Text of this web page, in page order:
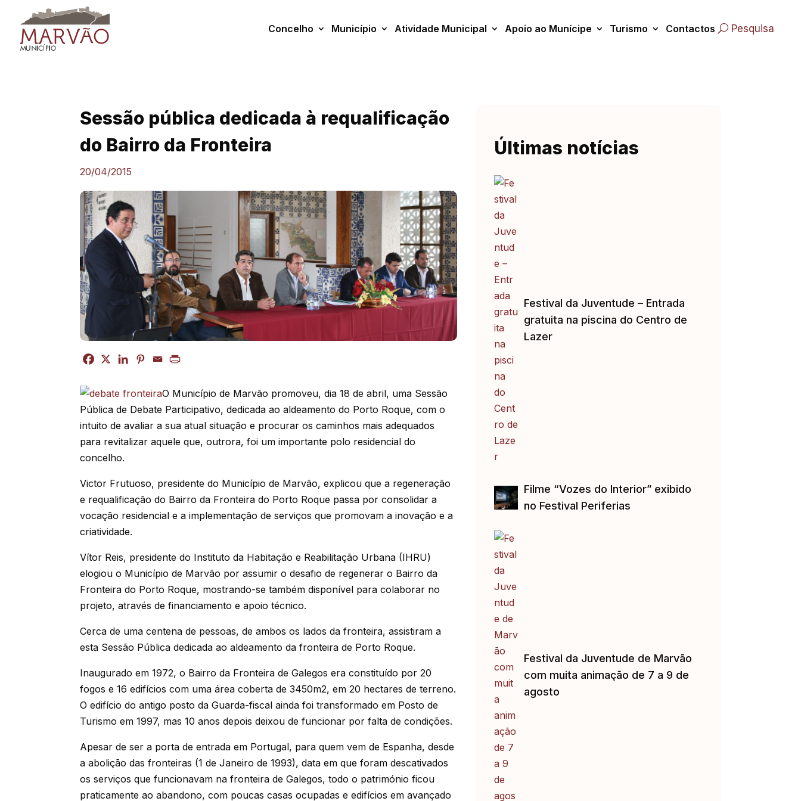
content
Concelho Município Atividade Municipal Apoio ao Munícipe Turismo Contactos Pesquisa
Sessão pública dedicada à requalificação
do Bairro da Fronteira
20/04/2015
O Município de Marvão promoveu, dia 18 de abril, uma Sessão
Pública de Debate Participativo, dedicada ao aldeamento do Porto Roque, com o
intuito de avaliar a sua atual situação e procurar os caminhos mais adequados
para revitalizar aquele que, outrora, foi um importante polo residencial do
concelho.
Victor Frutuoso, presidente do Município de Marvão, explicou que a regeneração
e requalificação do Bairro da Fronteira do Porto Roque passa por consolidar a
vocação residencial e a implementação de serviços que promovam a inovação e a
criatividade.
Vítor Reis, presidente do Instituto da Habitação e Reabilitação Urbana (IHRU)
elogiou o Município de Marvão por assumir o desafio de regenerar o Bairro da
Fronteira do Porto Roque, mostrando-se também disponível para colaborar no
projeto, através de financiamento e apoio técnico.
Cerca de uma centena de pessoas, de ambos os lados da fronteira, assistiram a
esta Sessão Pública dedicada ao aldeamento da fronteira de Porto Roque.
Inaugurado em 1972, o Bairro da Fronteira de Galegos era constituído por 20
fogos e 16 edifícios com uma área coberta de 3450m2, em 20 hectares de terreno.
O edifício do antigo posto da Guarda-fiscal ainda foi transformado em Posto de
Turismo em 1997, mas 10 anos depois deixou de funcionar por falta de condições.
Apesar de ser a porta de entrada em Portugal, para quem vem de Espanha, desde
a abolição das fronteiras (1 de Janeiro de 1993), data em que foram descativados
os serviços que funcionavam na fronteira de Galegos, todo o património ficou
praticamente ao abandono, com poucas casas ocupadas e edifícios em avançado
Últimas notícias
Festival da Juventude – Entrada
gratuita na piscina do Centro de
Lazer
Filme “Vozes do Interior” exibido
no Festival Periferias
Festival da Juventude de Marvão
com muita animação de 7 a 9 de
agosto